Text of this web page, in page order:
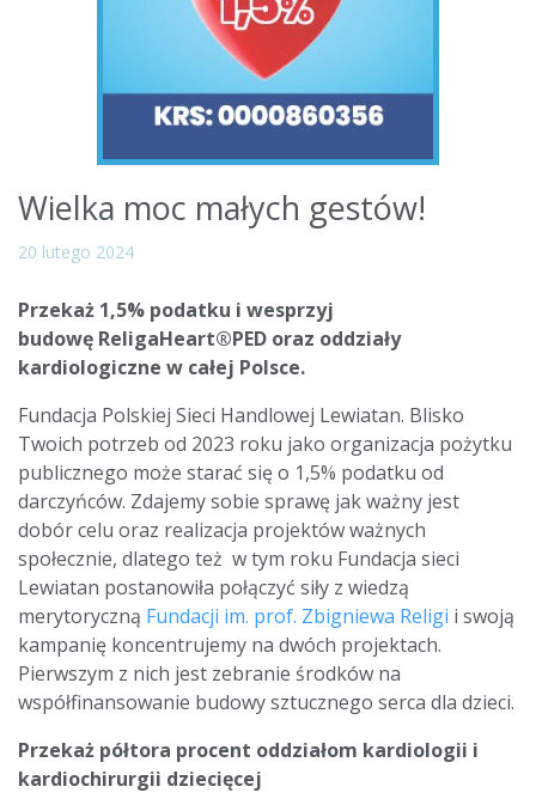
Wielka moc małych gestów!
20 lutego 2024
Przekaż 1,5% podatku i wesprzyj
budowę ReligaHeart®PED oraz oddziały
kardiologiczne w całej Polsce.
Fundacja Polskiej Sieci Handlowej Lewiatan. Blisko
Twoich potrzeb od 2023 roku jako organizacja pożytku
publicznego może starać się o 1,5% podatku od
darczyńców. Zdajemy sobie sprawę jak ważny jest
dobór celu oraz realizacja projektów ważnych
społecznie, dlatego też w tym roku Fundacja sieci
Lewiatan postanowiła połączyć siły z wiedzą
merytoryczną Fundacji im. prof. Zbigniewa Religi i swoją
kampanię koncentrujemy na dwóch projektach.
Pierwszym z nich jest zebranie środków na
współfinansowanie budowy sztucznego serca dla dzieci.
Przekaż półtora procent oddziałom kardiologii i
kardiochirurgii dziecięcej